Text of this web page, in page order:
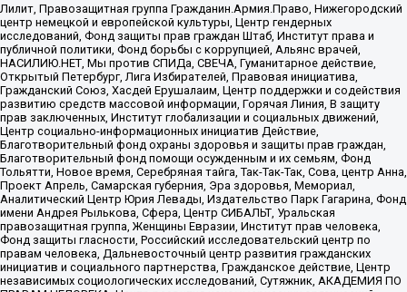
Лилит, Правозащитная группа Гражданин.Армия.Право, Нижегородский
центр немецкой и европейской культуры, Центр гендерных
исследований, Фонд защиты прав граждан Штаб, Институт права и
публичной политики, Фонд борьбы с коррупцией, Альянс врачей,
НАСИЛИЮ.НЕТ, Мы против СПИДа, СВЕЧА, Гуманитарное действие,
Открытый Петербург, Лига Избирателей, Правовая инициатива,
Гражданский Союз, Хасдей Ерушалаим, Центр поддержки и содействия
развитию средств массовой информации, Горячая Линия, В защиту
прав заключенных, Институт глобализации и социальных движений,
Центр социально-информационных инициатив Действие,
Благотворительный фонд охраны здоровья и защиты прав граждан,
Благотворительный фонд помощи осужденным и их семьям, Фонд
Тольятти, Новое время, Серебряная тайга, Так-Так-Так, Сова, центр Анна,
Проект Апрель, Самарская губерния, Эра здоровья, Мемориал,
Аналитический Центр Юрия Левады, Издательство Парк Гагарина, Фонд
имени Андрея Рылькова, Сфера, Центр СИБАЛЬТ, Уральская
правозащитная группа, Женщины Евразии, Институт прав человека,
Фонд защиты гласности, Российский исследовательский центр по
правам человека, Дальневосточный центр развития гражданских
инициатив и социального партнерства, Гражданское действие, Центр
независимых социологических исследований, Сутяжник, АКАДЕМИЯ ПО